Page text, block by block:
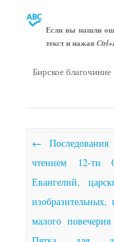
Если вы нашли
текст и нажав
Бирское благочиние
Почтовая
←
чтением 12-ти
Евангелий,
изобразительных,
малого